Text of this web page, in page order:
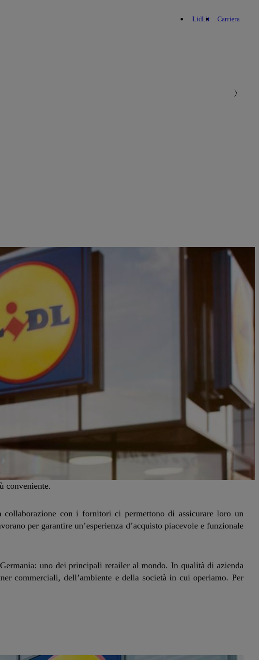
Lidl.it Carriera
conveniente.
con i fornitori ci permettono di assicurare loro un
per garantire un’esperienza d’acquisto piacevole e funzionale
uno dei principali retailer al mondo. In qualità di azienda
commerciali, dell’ambiente e della società in cui operiamo. Per